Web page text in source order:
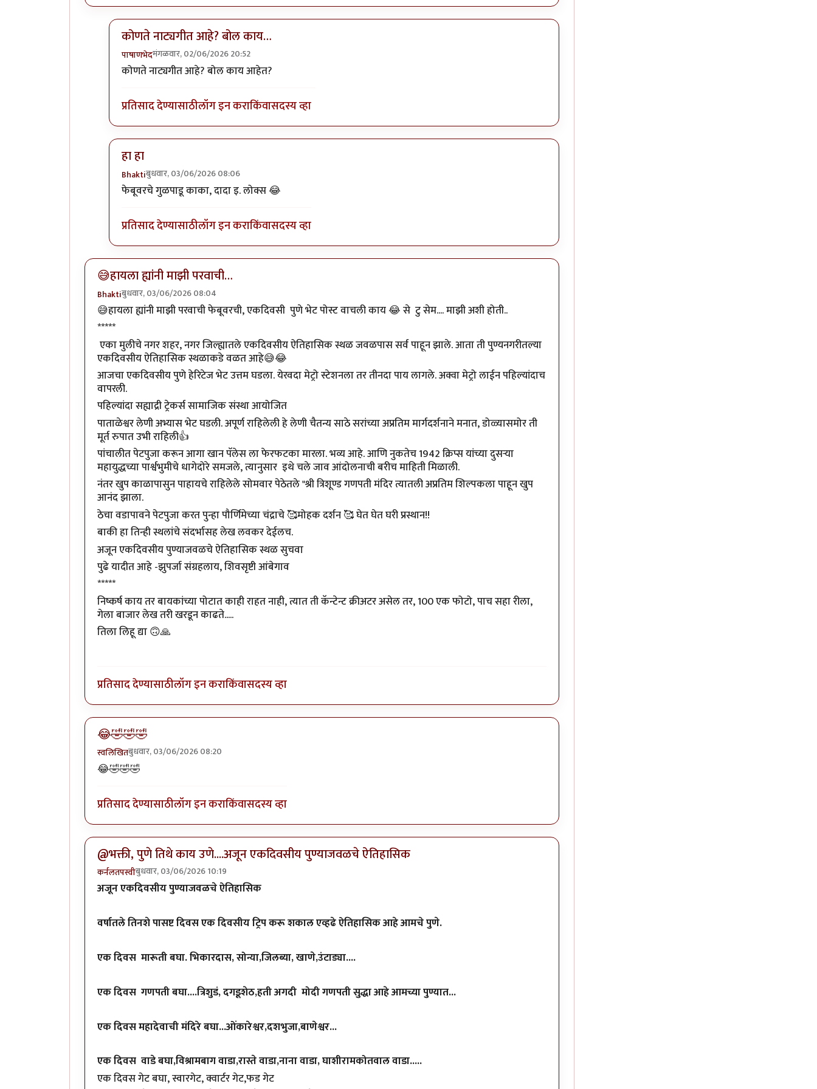
कोणते नाट्यगीत आहे? बोल काय…
पाषाणभेदमंगळवार, 02/06/2026 20:52
In reply toआईशप्पथ.....हेच गाणं आठवलं…
कोणते नाट्यगीत आहे? बोल काय आहेत?
प्रतिसाद देण्यासाठीलॉग इन कराकिंवासदस्य व्हा
हा हा
Bhaktiबुधवार, 03/06/2026 08:06
In reply toआईशप्पथ.....हेच गाणं आठवलं…
फेबूवरचे गुळपाडू काका, दादा इ. लोक्स 😂
प्रतिसाद देण्यासाठीलॉग इन कराकिंवासदस्य व्हा
😅हायला ह्यांनी माझी परवाची…
Bhaktiबुधवार, 03/06/2026 08:04
😅हायला ह्यांनी माझी परवाची फेबूवरची, एकदिवसी पुणे भेट पोस्ट वाचली काय 😂 से टु सेम.... माझी अशी होती..
*****
एका मुलीचे नगर शहर, नगर जिल्ह्यातले एकदिवसीय ऐतिहासिक स्थळ जवळपास सर्व पाहून झाले. आता ती पुण्यनगरीतल्या
एकदिवसीय ऐतिहासिक स्थळाकडे वळत आहे😅😂
आजचा एकदिवसीय पुणे हेरिटेज भेट उत्तम घडला. येरवदा मेट्रो स्टेशनला तर तीनदा पाय लागले. अक्वा मेट्रो लाईन पहिल्यांदाच
वापरली.
पहिल्यांदा सह्याद्री ट्रेकर्स सामाजिक संस्था आयोजित
पाताळेश्वर लेणी अभ्यास भेट घडली. अपूर्ण राहिलेली हे लेणी चैतन्य साठे सरांच्या अप्रतिम मार्गदर्शनाने मनात, डोळ्यासमोर ती
मूर्त रुपात उभी राहिली👍
पांचालीत पेटपुजा करून आगा खान पॅलेस ला फेरफटका मारला. भव्य आहे. आणि नुकतेच 1942 क्रिप्स यांच्या दुसऱ्या
महायुद्धच्या पार्श्वभुमीचे धागेदोरे समजले, त्यानुसार इथे चले जाव आंदोलनाची बरीच माहिती मिळाली.
नंतर खुप काळापासुन पाहायचे राहिलेले सोमवार पेठेतले "श्री त्रिशूण्ड गणपती मंदिर त्यातली अप्रतिम शिल्पकला पाहून खुप
आनंद झाला.
ठेचा वडापावने पेटपुजा करत पुन्हा पौर्णिमेच्या चंद्राचे 🥰मोहक दर्शन 🥰 घेत घेत घरी प्रस्थान!!
बाकी हा तिन्ही स्थलांचे संदर्भासह लेख लवकर देईलच.
अजून एकदिवसीय पुण्याजवळचे ऐतिहासिक स्थळ सुचवा
पुढे यादीत आहे -झुपर्जा संग्रहलाय, शिवसृष्टी आंबेगाव
*****
निष्कर्ष काय तर बायकांच्या पोटात काही राहत नाही, त्यात ती कॅन्टेन्ट क्रीअटर असेल तर, 100 एक फोटो, पाच सहा रीला,
गेला बाजार लेख तरी खरडून काढते.....
तिला लिहू द्या 🙃🙏
प्रतिसाद देण्यासाठीलॉग इन कराकिंवासदस्य व्हा
😂🤣🤣🤣
स्वलिखितबुधवार, 03/06/2026 08:20
😂🤣🤣🤣
प्रतिसाद देण्यासाठीलॉग इन कराकिंवासदस्य व्हा
@भक्ती, पुणे तिथे काय उणे....अजून एकदिवसीय पुण्याजवळचे ऐतिहासिक
कर्नलतपस्वीबुधवार, 03/06/2026 10:19
अजून एकदिवसीय पुण्याजवळचे ऐतिहासिक
वर्षातले तिनशे पासष्ट दिवस एक दिवसीय ट्रिप करू शकाल एव्हढे ऐतिहासिक आहे आमचे पुणे.
एक दिवस मारूती बघा. भिकारदास, सोन्या,जिलब्या, खाणे,उंटाड्या....
एक दिवस गणपती बघा....त्रिशुडं, दगडूशेठ,हती अगदी मोदी गणपती सुद्धा आहे आमच्या पुण्यात...
एक दिवस महादेवाची मंदिरे बघा...ओंकारेश्वर,दशभुजा,बाणेश्वर...
एक दिवस वाडे बघा,विश्रामबाग वाडा,रास्ते वाडा,नाना वाडा, घाशीरामकोतवाल वाडा.....
एक दिवस गेट बघा, स्वारगेट, क्वार्टर गेट,फड गेट